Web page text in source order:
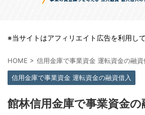
※当サイトはアフィリエイト広告を利用して
HOME > 信用金庫で事業資金 運転資金の融資
信用金庫で事業資金 運転資金の融資借入
館林信用金庫で事業資金の